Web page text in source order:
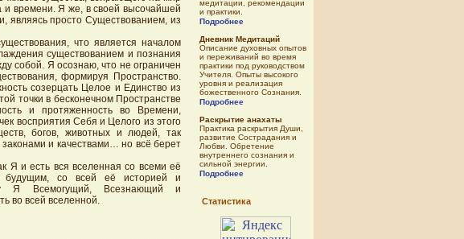
и времени. Я же, в своей высочайшей
являясь просто Существованием, из
что является началом
существованием и познания
собой. Я осознаю, что не ограничен
формируя Пространство.
созерцать Целое и Единство из
точки в бесконечном Пространстве
и протяженность во Времени,
восприятия Себя и Целого из этого
богов, животных и людей, так
и качествами… но всё берет
Я и есть вся вселенная со всеми её
со всей её историей и
Я Всемогущий, Всезнающий и
во всей вселенной.
медитации, рекомендации
и практики.
Подробнее
Дневник Медитаций
Описание духовных опытов
и переживаний во время
практики под руководством
Учителя. Опыты высокого
уровня и реализация
божественного Сознания.
Подробнее
Раскрытие анахаты
Практика раскрытия Души,
развитие Сострадания и
Любви. Обретение
внутреннего сознания и
сильной энергии.
Подробнее
Статистика